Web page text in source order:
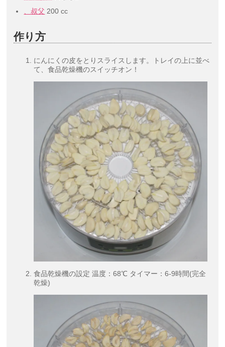
、叔父 200 cc
作り方
にんにくの皮をとりスライスします。トレイの上に並べ
て、食品乾燥機のスイッチオン！
食品乾燥機の設定 温度：68℃ タイマー：6-9時間(完全
乾燥)